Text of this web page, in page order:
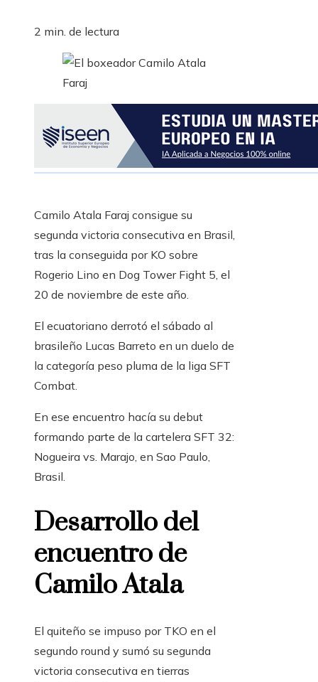
2 min. de lectura
Camilo Atala Faraj consigue su
segunda victoria consecutiva en Brasil,
tras la conseguida por KO sobre
Rogerio Lino en Dog Tower Fight 5, el
20 de noviembre de este año.
El ecuatoriano derrotó el sábado al
brasileño Lucas Barreto en un duelo de
la categoría peso pluma de la liga SFT
Combat.
En ese encuentro hacía su debut
formando parte de la cartelera SFT 32:
Nogueira vs. Marajo, en Sao Paulo,
Brasil.
Desarrollo del
encuentro de
Camilo Atala
El quiteño se impuso por TKO en el
segundo round y sumó su segunda
victoria consecutiva en tierras